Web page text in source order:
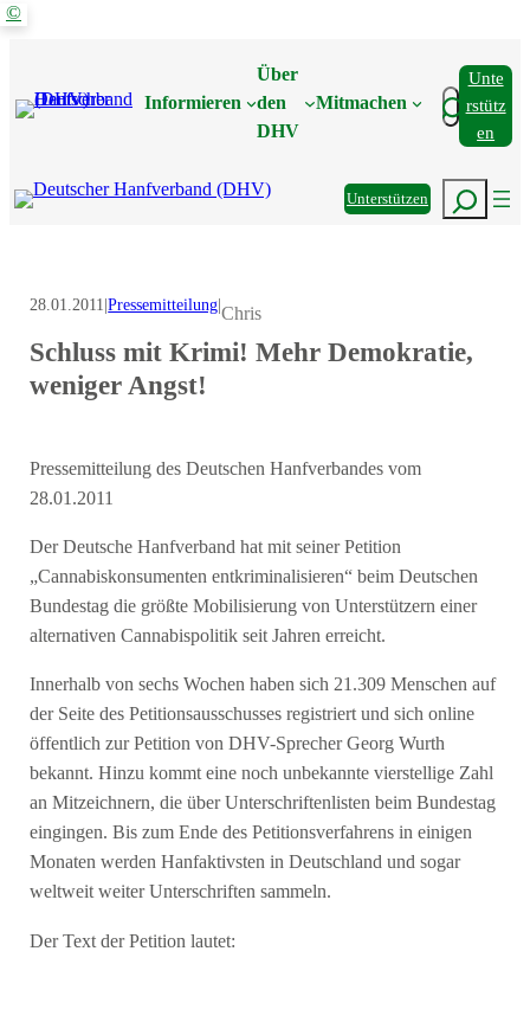
Zum
Informieren
Über
den
DHV
Mitmachen Suchen
Unte
Rstütz
En
UnterstützenSuchen
©
28.01.2011|Pressemitteilung|Chris
Schluss mit Krimi! Mehr Demokratie,
weniger Angst!
Pressemitteilung des Deutschen Hanfverbandes vom
28.01.2011
Der Deutsche Hanfverband hat mit seiner Petition
„Cannabiskonsumenten entkriminalisieren“ beim Deutschen
Bundestag die größte Mobilisierung von Unterstützern einer
alternativen Cannabispolitik seit Jahren erreicht.
Innerhalb von sechs Wochen haben sich 21.309 Menschen auf
der Seite des Petitionsausschusses registriert und sich online
öffentlich zur Petition von DHV-Sprecher Georg Wurth
bekannt. Hinzu kommt eine noch unbekannte vierstellige Zahl
an Mitzeichnern, die über Unterschriftenlisten beim Bundestag
eingingen. Bis zum Ende des Petitionsverfahrens in einigen
Monaten werden Hanfaktivsten in Deutschland und sogar
weltweit weiter Unterschriften sammeln.
Der Text der Petition lautet: